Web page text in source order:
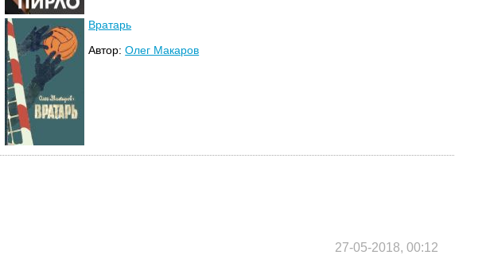
Вратарь
Автор:Олег Макаров
27-05-2018, 00:12